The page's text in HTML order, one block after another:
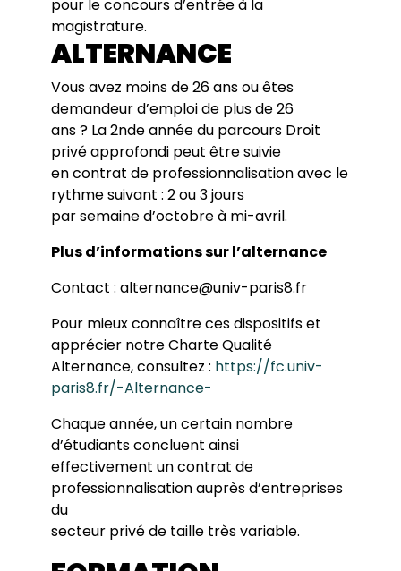
pour le concours d’entrée à la
magistrature.
ALTERNANCE
Vous avez moins de 26 ans ou êtes
demandeur d’emploi de plus de 26
ans ? La 2nde année du parcours Droit
privé approfondi peut être suivie
en contrat de professionnalisation avec le
rythme suivant : 2 ou 3 jours
par semaine d’octobre à mi-avril.
Plus d’informations sur l’alternance
Contact : alternance@univ-paris8.fr
Pour mieux connaître ces dispositifs et
apprécier notre Charte Qualité
Alternance, consultez : https://fc.univ-
paris8.fr/-Alternance-
Chaque année, un certain nombre
d’étudiants concluent ainsi
effectivement un contrat de
professionnalisation auprès d’entreprises
du
secteur privé de taille très variable.